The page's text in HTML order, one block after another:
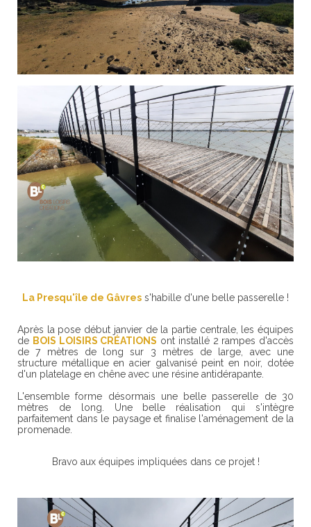
La Presqu'île de Gâvres s'habille d'une belle passerelle !
Après la pose début janvier de la partie centrale, les équipes
de BOIS LOISIRS CRÉATIONS ont installé 2 rampes d'accès
de 7 mètres de long sur 3 mètres de large, avec une
structure métallique en acier galvanisé peint en noir, dotée
d'un platelage en chêne avec une résine antidérapante.
L'ensemble forme désormais une belle passerelle de 30
mètres de long. Une belle réalisation qui s'intègre
parfaitement dans le paysage et finalise l'aménagement de la
promenade.
Bravo aux équipes impliquées dans ce projet !